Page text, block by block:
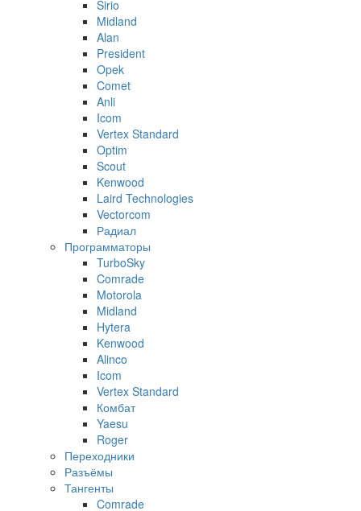
Sirio
Midland
Alan
President
Opek
Comet
Anli
Icom
Vertex Standard
Optim
Scout
Kenwood
Laird Technologies
Vectorcom
Радиал
Программаторы
TurboSky
Comrade
Motorola
Midland
Hytera
Kenwood
Alinco
Icom
Vertex Standard
Комбат
Yaesu
Roger
Переходники
Разъёмы
Тангенты
Comrade